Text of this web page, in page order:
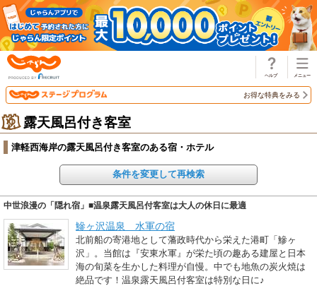
お得な特典をみる
露天風呂付き客室
津軽西海岸の露天風呂付き客室のある宿・ホテル
条件を変更して再検索
中世浪漫の「隠れ宿」■温泉露天風呂付客室は大人の休日に最適
鰺ヶ沢温泉 水軍の宿
北前船の寄港地として藩政時代から栄えた港町「鰺ヶ
沢」。当館は『安東水軍』が栄た頃の趣ある建屋と日本
海の旬菜を生かした料理が自慢。中でも地魚の炭火焼は
絶品です！温泉露天風呂付客室は特別な日に♪